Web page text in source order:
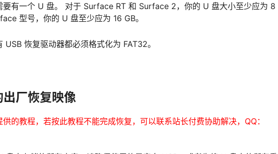
要有一个 U 盘。 对于 Surface RT 和 Surface 2，你的 U 盘大小至少应为 8
型号，你的 U 盘至少应为 16 GB。
恢复驱动器都必须格式化为 FAT32。
厂恢复映像
的教程，若按此教程不能完成恢复，可以联系站长付费协助解决，QQ：